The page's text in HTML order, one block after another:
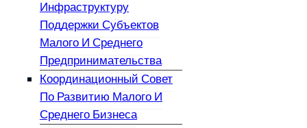
Инфраструктуру
Поддержки Субъектов
Малого И Среднего
Предпринимательства
Координационный Совет
По Развитию Малого И
Среднего Бизнеса